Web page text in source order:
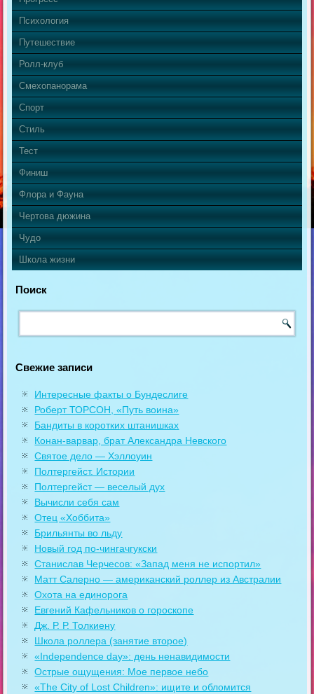
Психология
Путешествие
Ролл-клуб
Смехопанорама
Спорт
Стиль
Тест
Финиш
Флора и Фауна
Чертова дюжина
Чудо
Школа жизни
Поиск
Свежие записи
Интересные факты о Бундеслиге
Роберт ТОРСОН, «Путь воина»
Бандиты в коротких штанишках
Конан-варвар, брат Александра Невского
Святое дело — Хэллоуин
Полтергейст. Истории
Полтергейст — веселый дух
Вычисли себя сам
Отец «Хоббита»
Брильянты во льду
Новый год по-чингачгукски
Станислав Черчесов: «Запад меня не испортил»
Матт Салерно — американский роллер из Австралии
Охота на единорога
Евгений Кафельников о гороскопе
Дж. Р. Р. Толкиену
Школа роллера (занятие второе)
«Independence day»: день ненавидимости
Острые ощущения: Мое первое небо
«The City of Lost Children»: ищите и обломится